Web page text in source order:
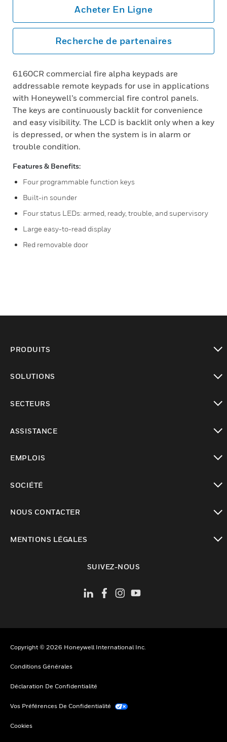
Acheter En Ligne
Recherche de partenaires
6160CR commercial fire alpha keypads are
addressable remote keypads for use in applications
with Honeywell’s commercial fire control panels.
The keys are continuously backlit for convenience
and easy visibility. The LCD is backlit only when a key
is depressed, or when the system is in alarm or
trouble condition.
Features & Benefits:
Four programmable function keys
Built-in sounder
Four status LEDs: armed, ready, trouble, and supervisory
Large easy-to-read display
Red removable door
PRODUITS
SOLUTIONS
SECTEURS
ASSISTANCE
EMPLOIS
SOCIÉTÉ
NOUS CONTACTER
MENTIONS LÉGALES
SUIVEZ-NOUS
Copyright © 2026 Honeywell International Inc.
Conditions Générales
Déclaration De Confidentialité
Vos Préférences De Confidentialité
Cookies